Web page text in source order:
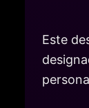
Este